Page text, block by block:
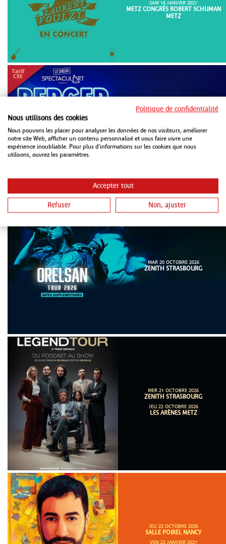
SAM 16 JANVIER 2027
METZ CONGRÈS ROBERT SCHUMAN
METZ
METZ CONGRÈS ROBERT SCHUMAN
METZ
MAR 20 OCTOBRE 2026
ZENITH STRASBOURG
MER 21 OCTOBRE 2026
ZENITH STRASBOURG
JEU 22 OCTOBRE 2026
LES ARÈNES METZ
JEU 22 OCTOBRE 2026
SALLE POIREL NANCY
VEN 22 JANVIER 2027
Politique de confidentialité
Nous utilisons des cookies
Nous pouvons les placer pour analyser les données de nos visiteurs, améliorer
notre site Web, afficher un contenu personnalisé et vous faire vivre une
expérience inoubliable. Pour plus d'informations sur les cookies que nous
utilisons, ouvrez les paramètres.
Accepter tout
Refuser Non, ajuster